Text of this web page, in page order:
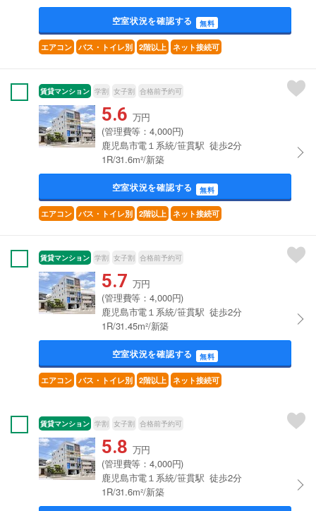
空室状況を確認する 無料
エアコン バス・トイレ別 2階以上 ネット接続可
賃貸マンション 学割 女子割 合格前予約可
5.6 万円
(管理費等：4,000円)
鹿児島市電１系統/笹貫駅 徒歩2分
1R/31.6m²/新築
空室状況を確認する 無料
エアコン バス・トイレ別 2階以上 ネット接続可
賃貸マンション 学割 女子割 合格前予約可
5.7 万円
(管理費等：4,000円)
鹿児島市電１系統/笹貫駅 徒歩2分
1R/31.45m²/新築
空室状況を確認する 無料
エアコン バス・トイレ別 2階以上 ネット接続可
賃貸マンション 学割 女子割 合格前予約可
5.8 万円
(管理費等：4,000円)
鹿児島市電１系統/笹貫駅 徒歩2分
1R/31.6m²/新築